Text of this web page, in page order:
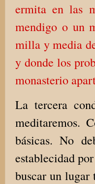
ermita en las
mendigo o un
milla y media
y donde los
monasterio
La tercera
meditaremos.
básicas. No
establecidad
buscar un